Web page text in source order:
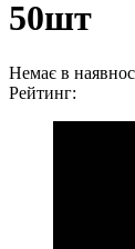
50шт
Немає в
Рейтинг: